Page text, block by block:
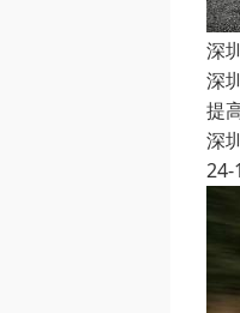
深
深
提
深
24-